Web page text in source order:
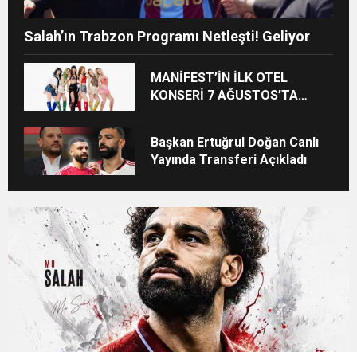
Salah’ın Trabzon Programı Netleşti! Geliyor
MANİFEST’İN İLK OTEL
KONSERİ 7 AĞUSTOS’TA
Başkan Ertuğrul Doğan Canlı
Yayında Transferi Açıkladı